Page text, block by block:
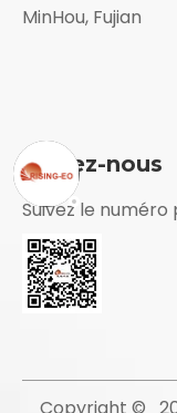
MinHou, Fujian
Suivez-nous
Suivez le